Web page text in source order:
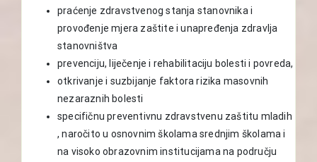
praćenje zdravstvenog stanja stanovnika i
provođenje mjera zaštite i unapređenja zdravlja
stanovništva
prevenciju, liječenje i rehabilitaciju bolesti i povreda,
otkrivanje i suzbijanje faktora rizika masovnih
nezaraznih bolesti
specifičnu preventivnu zdravstvenu zaštitu mladih
, naročito u osnovnim školama srednjim školama i
na visoko obrazovnim institucijama na području